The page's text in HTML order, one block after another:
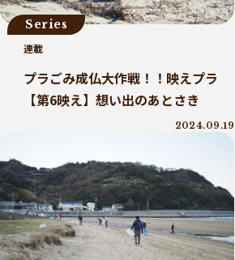
Series
連載
プラごみ成仏大作戦！！映えプラ
【第6映え】想い出のあとさき
2024.09.19